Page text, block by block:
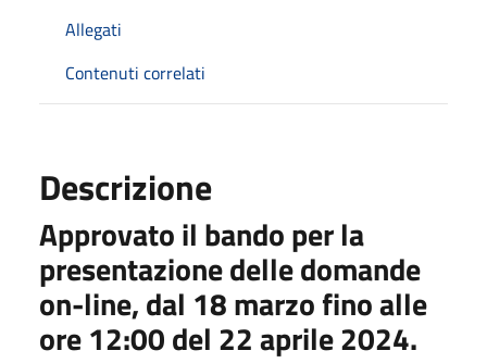
Allegati
Contenuti correlati
Descrizione
Approvato il bando per la
presentazione delle domande
on-line, dal 18 marzo fino alle
ore 12:00 del 22 aprile 2024.